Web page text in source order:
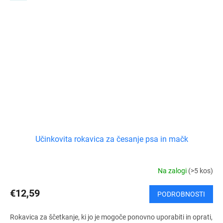
Učinkovita rokavica za česanje psa in mačk
Na zalogi (>5 kos)
€12,59 PODROBNOSTI
Rokavica za ščetkanje, ki jo je mogoče ponovno uporabiti in oprati,